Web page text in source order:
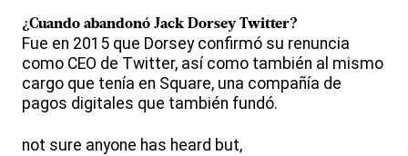
¿Cuando abandonó Jack DorseyTwitter?
Fue en 2015 que Dorsey confirmó su renuncia
como CEO de Twitter, así como también al mismo
cargo que tenía en Square, una compañía de
pagos digitales que también fundó.
not sure anyone has heard but,